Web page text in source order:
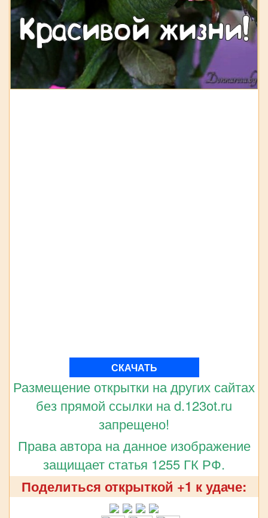
СКАЧАТЬ
Размещение открытки на других сайтах
без прямой ссылки на d.123ot.ru
запрещено!
Права автора на данное изображение
защищает статья 1255 ГК РФ.
Поделиться открыткой +1 к удаче: